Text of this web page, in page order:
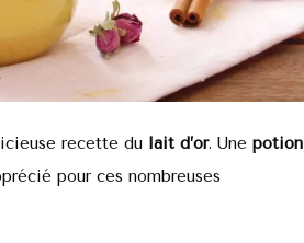
recette du lait d’or. Une potion
pour ces nombreuses